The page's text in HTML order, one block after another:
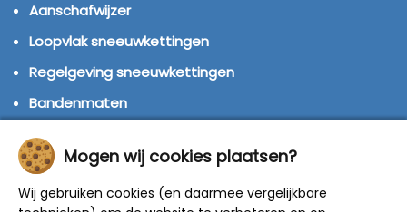
Aanschafwijzer
Loopvlak sneeuwkettingen
Regelgeving sneeuwkettingen
Bandenmaten
Montage handleidingen
Huren of kopen?
Winterbanden
Mogen wij cookies plaatsen?
Wij gebruiken cookies (en daarmee vergelijkbare